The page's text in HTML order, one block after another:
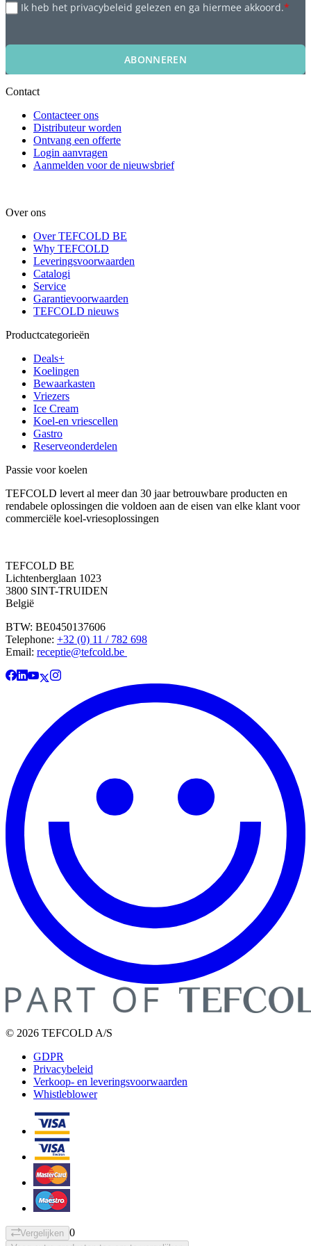
Ik heb het privacybeleid gelezen en ga hiermee akkoord.*
ABONNEREN
Contact
Contacteer ons
Distributeur worden
Ontvang een offerte
Login aanvragen
Aanmelden voor de nieuwsbrief
Over ons
Over TEFCOLD BE
Why TEFCOLD
Leveringsvoorwaarden
Catalogi
Service
Garantievoorwaarden
TEFCOLD nieuws
Productcategorieën
Deals+
Koelingen
Bewaarkasten
Vriezers
Ice Cream
Koel-en vriescellen
Gastro
Reserveonderdelen
Passie voor koelen
TEFCOLD levert al meer dan 30 jaar betrouwbare producten en
rendabele oplossingen die voldoen aan de eisen van elke klant voor
commerciële koel-vriesoplossingen
TEFCOLD BE
Lichtenberglaan 1023
3800 SINT-TRUIDEN
België
BTW: BE0450137606
Telephone: +32 (0) 11 / 782 698
Email: receptie@tefcold.be
© 2026 TEFCOLD A/S
GDPR
Privacybeleid
Verkoop- en leveringsvoorwaarden
Whistleblower
Vergelijken 0